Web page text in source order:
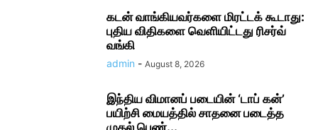
கடன் வாங்கியவர்களை மிரட்டக் கூடாது:
புதிய விதிகளை வெளியிட்டது ரிசர்வ்
வங்கி
admin - August 8, 2026
இந்திய விமானப் படையின் ‘டாப் கன்’
பயிற்சி மையத்தில் சாதனை படைத்த
முதல் பெண்...